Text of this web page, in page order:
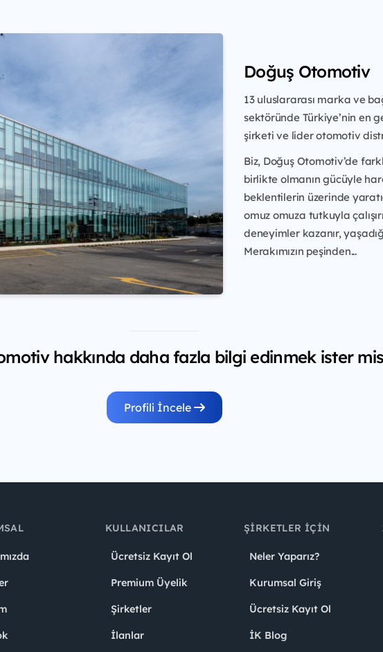
Doğuş Otomotiv
13 uluslararası marka ve
sektöründe Türkiye’nin en
şirketi ve lider otomotiv
Biz, Doğuş Otomotiv’de
birlikte olmanın gücüyle
beklentilerin üzerinde
omuz omuza tutkuyla
deneyimler kazanır,
Merakımızın peşinden...
hakkında daha fazla bilgi edinmek ister
Profili İncele
KULLANICILAR
Ücretsiz Kayıt Ol
Premium Üyelik
Şirketler
İlanlar
ŞIRKETLER İÇIN
Neler Yaparız?
Kurumsal Giriş
Ücretsiz Kayıt Ol
İK Blog